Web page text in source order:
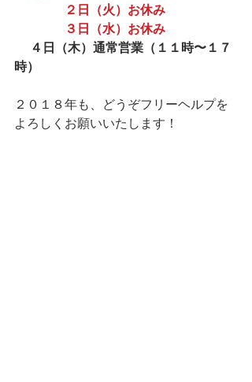
２日（火）お休み
３日（水）お休み
４日（木）通常営業（１１時〜１７
時）
２０１８年も、どうぞフリーヘルプを
よろしくお願いいたします！